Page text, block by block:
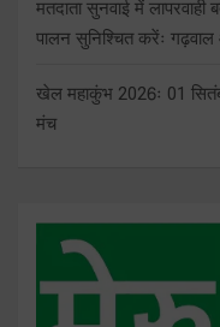
मतदाता सुनवाई में लापरवाही
पालन सुनिश्चित करेंः
खेल महाकुंभ 2026ः 01
मंच